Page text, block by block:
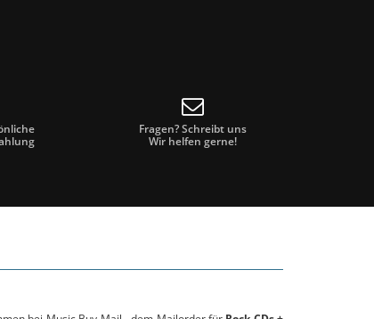
Fragen? Schreibt uns
Wir helfen gerne!